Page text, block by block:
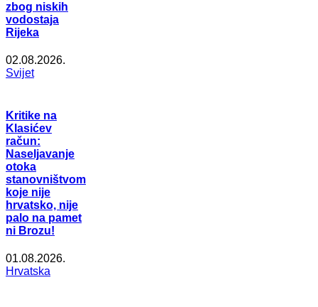
zbog niskih
vodostaja
Rijeka
02.08.2026.
Svijet
Kritike na
Klasićev
račun:
Naseljavanje
otoka
stanovništvom
koje nije
hrvatsko, nije
palo na pamet
ni Brozu!
01.08.2026.
Hrvatska